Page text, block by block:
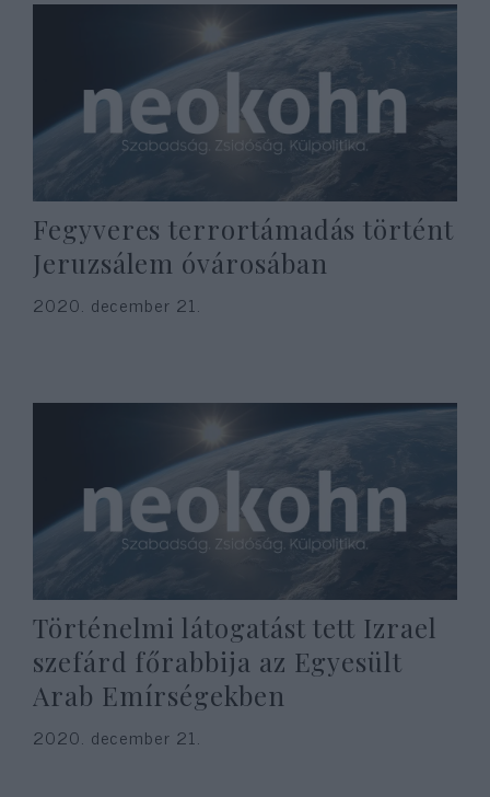
Fegyveres terrortámadás történt
Jeruzsálem óvárosában
2020. december 21.
Történelmi látogatást tett Izrael
szefárd főrabbija az Egyesült
Arab Emírségekben
2020. december 21.